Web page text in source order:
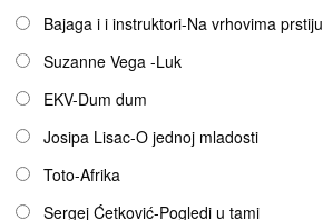
OpcijeBajaga i i instruktori-Na vrhovima prstiju
Suzanne Vega -Luk
EKV-Dum dum
Josipa Lisac-O jednoj mladosti
Toto-Afrika
Sergej Ćetković-Pogledi u tami